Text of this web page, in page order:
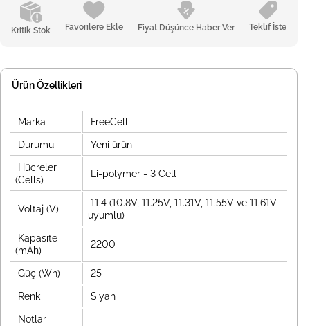
Kritik Stok Favorilere Ekle Fiyat Düşünce Haber Ver Teklif İste
Ürün Özellikleri
Marka FreeCell
Durumu Yeni ürün
Hücreler
(Cells)
Li-polymer - 3 Cell
Voltaj (V)
11.4 (10.8V, 11.25V, 11.31V, 11.55V ve 11.61V
uyumlu)
Kapasite
(mAh)
2200
Güç (Wh) 25
Renk Siyah
Notlar